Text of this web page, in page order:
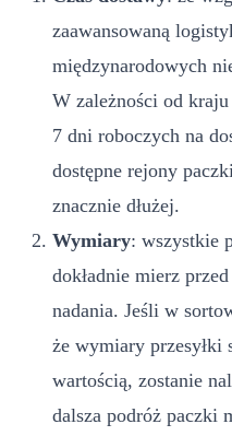
zaawansowaną
międzynarodowych
W zależności od
7 dni roboczych na
dostępne rejony
znacznie dłużej.
Wymiary: wszystkie
dokładnie mierz
nadania. Jeśli w
że wymiary przesyłki
wartością, zostanie
dalsza podróż paczki